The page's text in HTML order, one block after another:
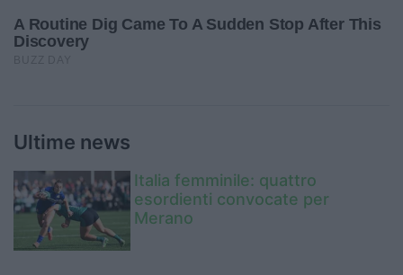
Ultime news
Italia femminile: quattro
esordienti convocate per
Merano